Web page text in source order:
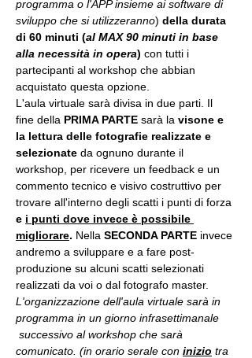
programma o l'APP insieme ai software di
sviluppo che si utilizzeranno) della durata
di 60 minuti (al MAX 90 minuti in base
alla necessità in opera) con tutti i
partecipanti al workshop che abbian
acquistato questa opzione.
L'aula virtuale sarà divisa in due parti. Il
fine della PRIMA PARTE sarà la visone e
la lettura delle fotografie realizzate e
selezionate da ognuno durante il
workshop, per ricevere un feedback e un
commento tecnico e visivo costruttivo per
trovare all'interno degli scatti i punti di forza
e i punti dove invece è possibile
migliorare. Nella SECONDA PARTE invece
andremo a sviluppare e a fare post-
produzione su alcuni scatti selezionati
realizzati da voi o dal fotografo master.
L'organizzazione dell'aula virtuale sarà in
programma in un giorno infrasettimanale
successivo al workshop che sarà
comunicato. (in orario serale con inizio tra